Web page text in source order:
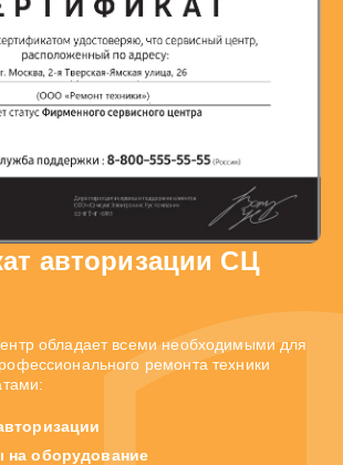
авторизации СЦ
обладает всеми необходимыми для
ремонта техники
на оборудование